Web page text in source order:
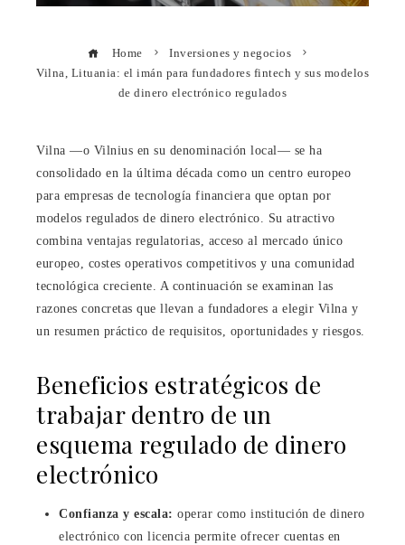
Home
Inversiones y negocios
Vilna, Lituania: el imán para fundadores fintech y sus modelos
de dinero electrónico regulados
Vilna —o Vilnius en su denominación local— se ha
consolidado en la última década como un centro europeo
para empresas de tecnología financiera que optan por
modelos regulados de dinero electrónico. Su atractivo
combina ventajas regulatorias, acceso al mercado único
europeo, costes operativos competitivos y una comunidad
tecnológica creciente. A continuación se examinan las
razones concretas que llevan a fundadores a elegir Vilna y
un resumen práctico de requisitos, oportunidades y riesgos.
Beneficios estratégicos de
trabajar dentro de un
esquema regulado de dinero
electrónico
Confianza y escala: operar como institución de dinero
electrónico con licencia permite ofrecer cuentas en